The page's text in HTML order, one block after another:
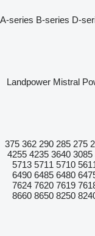
A-series B-series D-
Landpower Mistral
275
285
290
362
375
3085
3640
4235
4255
5710
5711
5713
6480
6485
6490
7619
7620
7624
8250
8650
8660